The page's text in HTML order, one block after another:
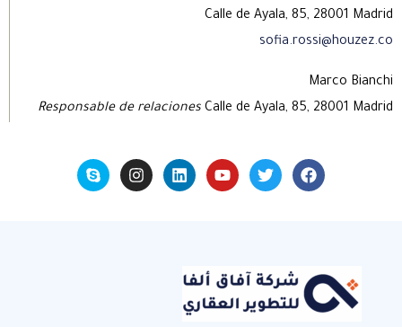
Calle de Ayala, 85, 28001 Madrid
sofia.rossi@houzez.co
Marco Bianchi
Responsable de relacionesCalle de Ayala, 85, 28001 Madrid